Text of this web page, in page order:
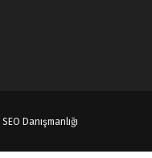
SEO Danışmanlığı